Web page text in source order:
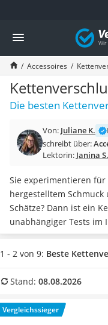
Die beliebtesten
Mode
Boxershorts
Cellulite-Leggings
Herrensocken
Polarisierte Sonnenbrille
Hausschuhe Herren
Suunto-Uhr
Überzieh-Sonnenbrille
Sneaker Herren
Geldbörse Herren
Knirps-Regenschirm
Periodenunterwäsche
RFID-Schutzkarte
Motorradbrillen
Ausweishülle
Beheizbare Handschuhe
Gesundheitsschuhe
Vergleich
Accessoires
Die besten
Von: Juliane K.
schreibt über:
Lektorin: Janina S.
Sie experimentieren
hergestelltem Schmuck
Schätze? Dann ist ein
unabhängiger Tests
Werkzeugkasten. Er ist
optisch sehr
Handgelenk. Wählen
Material, um Ihr
bringen. Überzeugt hat
1 - 2 von 9: Beste
Stand: 08.08.2026
Vergleichssieger